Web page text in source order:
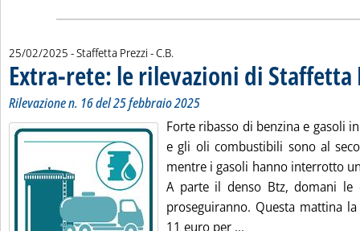
25/02/2025 - Staffetta Prezzi -di:
C.B.
Extra-rete: le rilevazioni di Staffetta
Rilevazione n. 16 del 25 febbraio 2025
Forte ribasso di benzina e gasoli
e gli oli combustibili sono al
mentre i gasoli hanno interrotto
A parte il denso Btz, domani le
proseguiranno. Questa mattina
11 euro per ...